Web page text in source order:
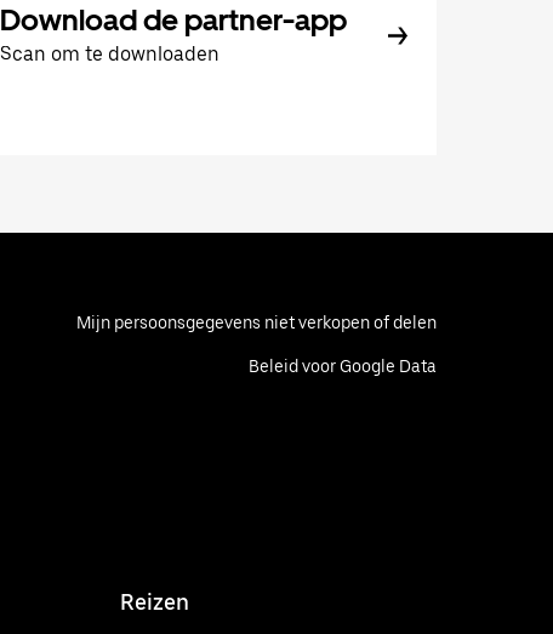
Download de partner-app
Scan om te downloaden
Mijn persoonsgegevens niet verkopen of delen
Beleid voor Google Data
Reizen